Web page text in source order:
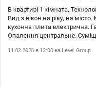
В квартирі 1 кімната,
Вид з вікон на ріку, на
кухонна плита електрична.
Опалення центральне.
Ліжко, Кондиціонер,
11.02.2026 в 12:00 на Level Group